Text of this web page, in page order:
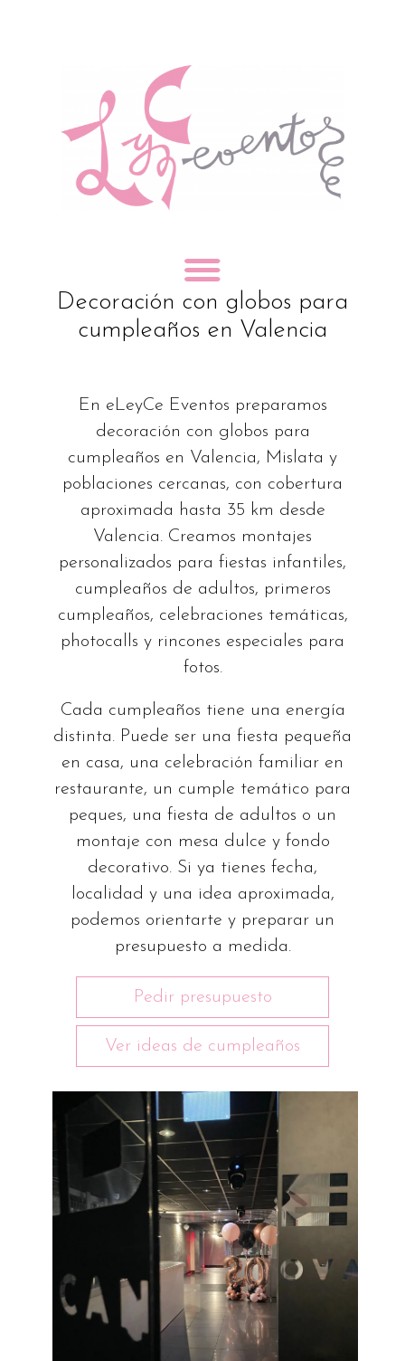
Decoración con globos para
cumpleaños en Valencia
En eLeyCe Eventos preparamos
decoración con globos para
cumpleaños en Valencia, Mislata y
poblaciones cercanas, con cobertura
aproximada hasta 35 km desde
Valencia. Creamos montajes
personalizados para fiestas infantiles,
cumpleaños de adultos, primeros
cumpleaños, celebraciones temáticas,
photocalls y rincones especiales para
fotos.
Cada cumpleaños tiene una energía
distinta. Puede ser una fiesta pequeña
en casa, una celebración familiar en
restaurante, un cumple temático para
peques, una fiesta de adultos o un
montaje con mesa dulce y fondo
decorativo. Si ya tienes fecha,
localidad y una idea aproximada,
podemos orientarte y preparar un
presupuesto a medida.
Pedir presupuesto
Ver ideas de cumpleaños